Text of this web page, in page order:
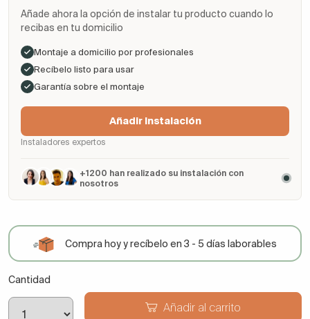
Añade ahora la opción de instalar tu producto cuando lo
recibas en tu domicilio
Montaje a domicilio por profesionales
Recíbelo listo para usar
Garantía sobre el montaje
Añadir Instalación
Instaladores expertos
+1200 han realizado su instalación con
nosotros
Compra hoy y recíbelo en 3 - 5 días laborables
Cantidad
Añadir al carrito